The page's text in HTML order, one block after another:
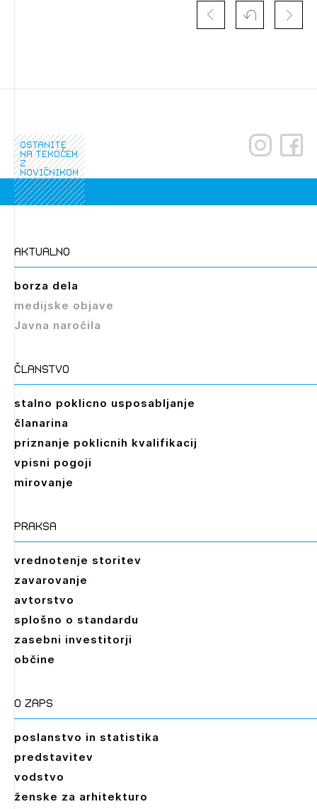
ostanite
na tekočem
z
novičnikom
aktualno
borza dela
medijske objave
Javna naročila
članstvo
stalno poklicno usposabljanje
članarina
priznanje poklicnih kvalifikacij
vpisni pogoji
mirovanje
praksa
vrednotenje storitev
zavarovanje
avtorstvo
splošno o standardu
zasebni investitorji
občine
O zaps
poslanstvo in statistika
predstavitev
vodstvo
ženske za arhitekturo